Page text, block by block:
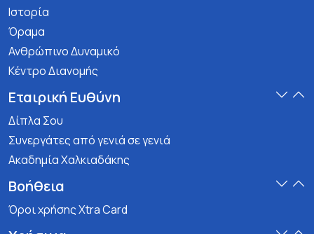
Ιστορία
Όραμα
Ανθρώπινο Δυναμικό
Κέντρο Διανομής
Εταιρική Ευθύνη
Δίπλα Σου
Συνεργάτες από γενιά σε γενιά
Ακαδημία Χαλκιαδάκης
Βοήθεια
Όροι χρήσης Xtra Card